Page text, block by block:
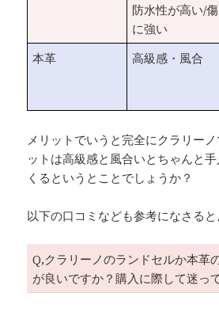
防水性が高い/傷
に強い
本革 高級感・風合
メリットでいうと完全にクラリー
ットは高級感と風合いとちゃんと
くるというとことでしょうか？
以下の口コミなども参考になさると
Q,クラリーノのランドセルか本革
が良いですか？購入に際して迷っ